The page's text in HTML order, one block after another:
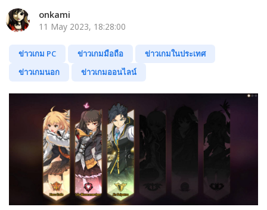
onkami
11 May 2023, 18:28:00
ข่าวเกม PC ข่าวเกมมือถือ
ข่าวเกมในประเทศ
ข่าวเกมนอก
ข่าวเกมออนไลน์